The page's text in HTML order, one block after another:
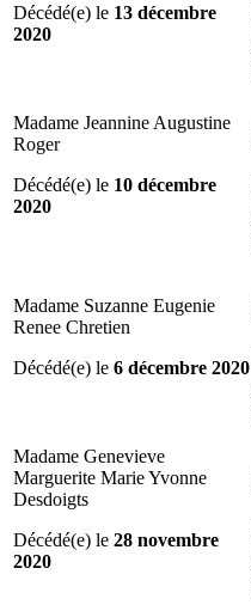
Décédé(e) le 13 décembre
2020
Madame Jeannine Augustine
Roger
Décédé(e) le 10 décembre
2020
Madame Suzanne Eugenie
Renee Chretien
Décédé(e) le 6 décembre 2020
Madame Genevieve
Marguerite Marie Yvonne
Desdoigts
Décédé(e) le 28 novembre
2020